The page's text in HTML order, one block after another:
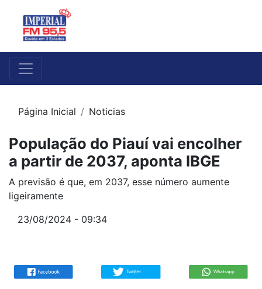
Página Inicial Noticias
População do Piauí vai encolher
a partir de 2037, aponta IBGE
A previsão é que, em 2037, esse número aumente
ligeiramente
23/08/2024 - 09:34